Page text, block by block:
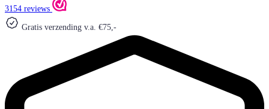
3154 reviews
Gratis verzending v.a. €75,-